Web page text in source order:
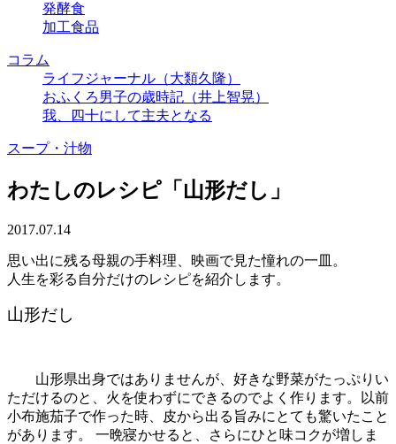
発酵食
加工食品
コラム
ライフジャーナル（大類久隆）
おふくろ男子の歳時記（井上智晃）
我、四十にして主夫となる
スープ・汁物
わたしのレシピ「山形だし」
2017.07.14
思い出に残る母親の手料理、映画で見た憧れの一皿。
人生を彩る自分だけのレシピを紹介します。
山形だし
山形県出身ではありませんが、好きな野菜がたっぷりい
ただけるのと、火を使わずにできるのでよく作ります。以前
小布施茄子で作った時、皮から出る旨みにとても驚いたこと
があります。 一晩寝かせると、さらにひと味コクが増しま